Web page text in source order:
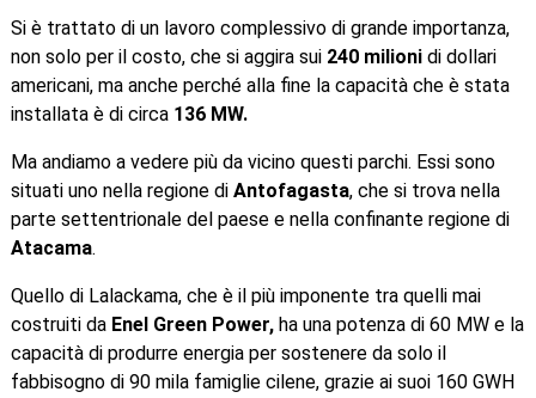
Si è trattato di un lavoro complessivo di grande importanza,
non solo per il costo, che si aggira sui240 milionidi dollari
americani, ma anche perché alla fine la capacità che è stata
installata è di circa 136 MW.
Ma andiamo a vedere più da vicino questi parchi. Essi sono
situati uno nella regione di Antofagasta, che si trova nella
parte settentrionale del paese e nella confinante regione di
Atacama.
Quello di Lalackama, che è il più imponente tra quelli mai
costruiti da Enel Green Power,ha una potenza di 60 MW e la
capacità di produrre energia per sostenere da solo il
fabbisogno di 90 mila famiglie cilene, grazie ai suoi 160 GWH